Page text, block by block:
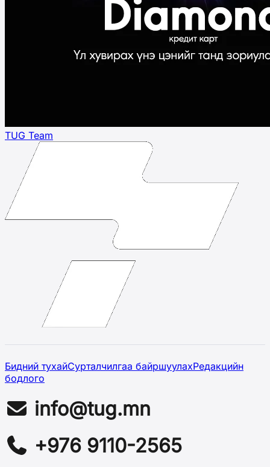
TUG Team
Бидний тухайСурталчилгаа байршуулахРедакцийн
бодлого
info@tug.mn
+976 9110-2565